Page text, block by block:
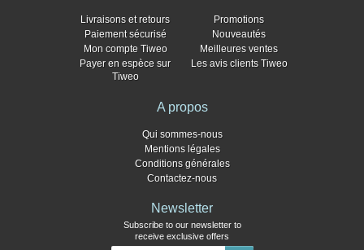
Livraisons et retours
Paiement sécurisé
Mon compte Tiweo
Payer en espèce sur
Tiweo
Promotions
Nouveautés
Meilleures ventes
Les avis clients Tiweo
A propos
Qui sommes-nous
Mentions légales
Conditions générales
Contactez-nous
Newsletter
Subscribe to our newsletter to
receive exclusive offers